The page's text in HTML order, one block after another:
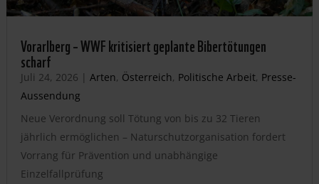
Vorarlberg – WWF kritisiert geplante Bibertötungen
scharf
Juli 24, 2026 | Arten, Österreich, Politische Arbeit, Presse-
Aussendung
Neue Verordnung soll Tötung von bis zu 32 Tieren
jährlich ermöglichen – Naturschutzorganisation fordert
Vorrang für Prävention und unabhängige
Einzelfallprüfung